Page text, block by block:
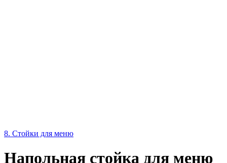
8. Стойки для меню
Напольная стойка для меню